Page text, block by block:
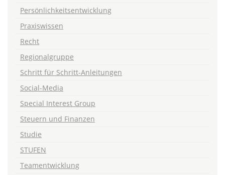
Persönlichkeitsentwicklung
Praxiswissen
Recht
Regionalgruppe
Schritt für Schritt-Anleitungen
Social-Media
Special Interest Group
Steuern und Finanzen
Studie
STUFEN
Teamentwicklung